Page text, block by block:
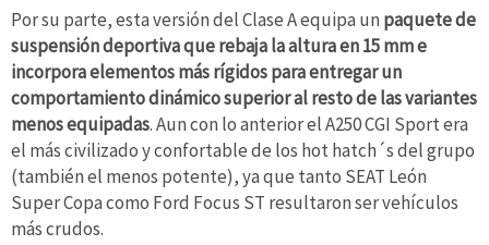
Por su parte, esta versión del Clase A equipa un paquete de
suspensión deportiva que rebaja la altura en 15 mm e
incorpora elementos más rígidos para entregar un
comportamiento dinámico superior al resto de las variantes
menos equipadas. Aun con lo anterior el A250 CGI Sport era
el más civilizado y confortable de los hot hatch´s del grupo
(también el menos potente), ya que tanto SEAT León
Super Copa como Ford Focus ST resultaron ser vehículos
más crudos.